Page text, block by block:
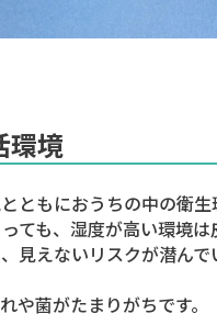
環境
ともにおうちの中の衛生
ても、湿度が高い環境
見えないリスクが潜ん
や菌がたまりがちです。